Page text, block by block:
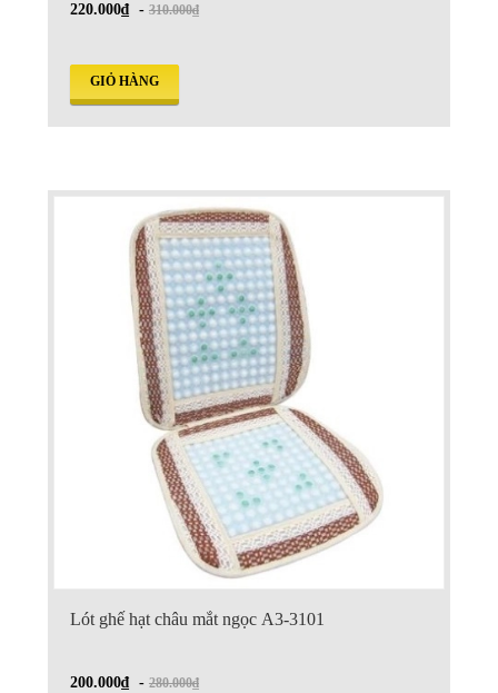
220.000₫ - 310.000₫
GIỎ HÀNG
Lót ghế hạt châu mắt ngọc A3-3101
200.000₫ - 280.000₫